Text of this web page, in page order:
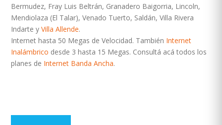
Bermudez, Fray Luis Beltrán, Granadero Baigorria, Lincoln,
Mendiolaza (El Talar), Venado Tuerto, Saldán, Villa Rivera
Indarte yVilla Allende.
Internet hasta 50 Megas de Velocidad. También Internet
Inalámbrico desde 3 hasta 15 Megas. Consultá acá todos los
planes de Internet Banda Ancha.